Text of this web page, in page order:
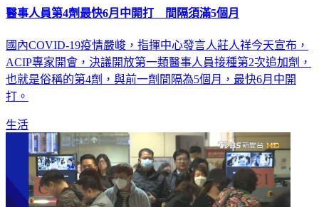
醫事人員第4劑最快6月中開打 間隔須滿5個月
國內COVID-19疫情嚴峻，指揮中心發言人莊人祥今天宣布，
ACIP專家開會，決議開放第一類醫事人員接種第2次追加劑，
也就是俗稱的第4劑，與前一劑間隔為5個月，最快6月中開
打。
生活